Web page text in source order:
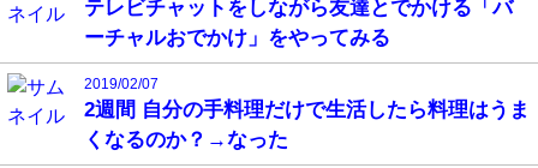
テレビチャットをしながら友達とでかける「バ
ーチャルおでかけ」をやってみる
2019/02/07
2週間 自分の手料理だけで生活したら料理はうま
くなるのか？→なった